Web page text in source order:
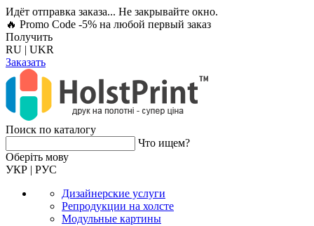
Идёт отправка заказа... Не закрывайте окно.
🔥 Promo Code -5% на любой первый заказ
Получить
RU | UKR
Заказать
Поиск по каталогу
Что ищем?
Оберiть мову
УКР | РУС
Дизайнерские услуги
Репродукции на холсте
Модульные картины